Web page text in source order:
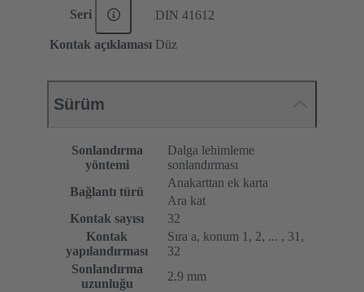
Seri DIN 41612
Kontak açıklaması Düz
Sürüm
Sonlandırma
yöntemi
Dalga lehimleme
sonlandırması
Bağlantı türü
Anakarttan ek karta
Ara kat
Kontak sayısı
32
Kontak
yapılandırması
Sıra a, konum 1, 2, ... , 31,
32
Sonlandırma
uzunluğu
2.9 mm